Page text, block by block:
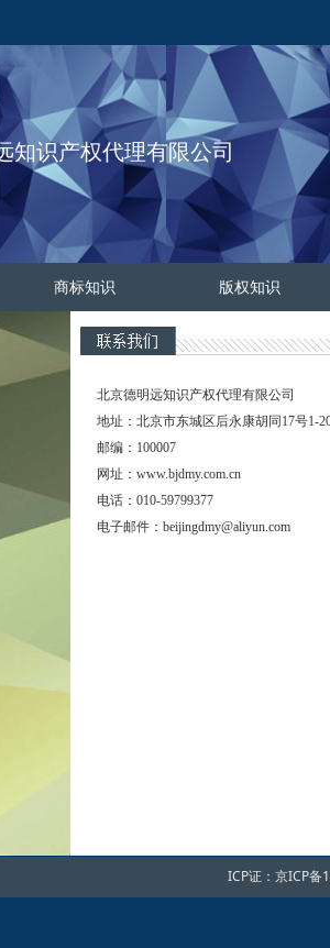
商标知识 版权知识
知识产权代理有限公司
北京德明远知识产权代理有限公司
地址：北京市东城区后永康胡同17号1-
邮编：100007
网址：www.bjdmy.com.cn
电话：010-59799377
电子邮件：beijingdmy@aliyun.com
ICP证： 京ICP备